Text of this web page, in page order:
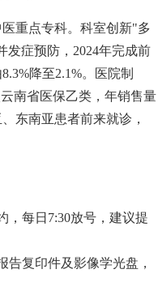
重点专科。科室创新"多
发症预防，2024年完成前
降至2.1%。医院制
南省医保乙类，年销售量
东南亚患者前来就诊，
，每日7:30放号，建议提
告复印件及影像学光盘，